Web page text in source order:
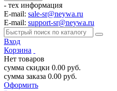
- тех информация
E-mail: sale-sr@neywa.ru
E-mail: support-sr@neywa.ru
Вход
Корзина
Нет товаров
сумма скидки 0.00 руб.
сумма заказа 0.00 руб.
Оформить